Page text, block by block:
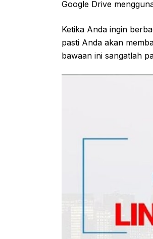
Google Drive
Ketika Anda ingin
pasti Anda akan
bawaan ini sangatlah